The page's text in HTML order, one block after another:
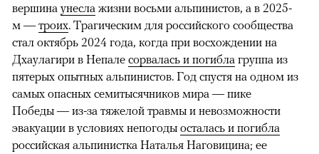
вершина унесла жизни восьми альпинистов, а в 2025-
м — троих. Трагическим для российского сообщества
стал октябрь 2024 года, когда при восхождении на
Дхаулагири в Непале сорвалась и погибла группа из
пятерых опытных альпинистов. Год спустя на одном из
самых опасных семитысячников мира — пике
Победы — из-за тяжелой травмы и невозможности
эвакуации в условиях непогоды осталась и погибла
российская альпинистка Наталья Наговицина; ее